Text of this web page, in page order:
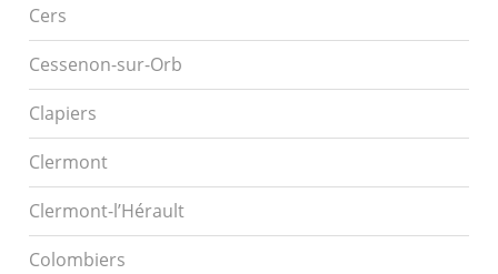
Cers
Cessenon-sur-Orb
Clapiers
Clermont
Clermont-l’Hérault
Colombiers